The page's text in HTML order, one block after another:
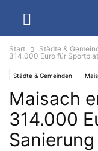
Start Städte &
314.000 Euro für
Städte & Gemeinden
Maisach
314.000